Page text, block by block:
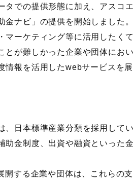
タでの提供形態に加え、アスコ
金ナビ」の提供を開始しました
マーケティング等に活用したく
とが難しかった企業や団体にお
情報を活用したwebサービスを
、日本標準産業分類を採用して
助金制度、出資や融資といった
開する企業や団体は、これらの